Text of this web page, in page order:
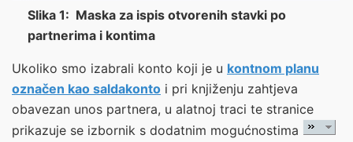
Slika 1: Maska za ispis otvorenih stavki po
partnerima i kontima
Ukoliko smo izabrali konto koji je u kontnom planu
označen kao saldakonto i pri knjiženju zahtjeva
obavezan unos partnera, u alatnoj traci te stranice
prikazuje se izbornik s dodatnim mogućnostima